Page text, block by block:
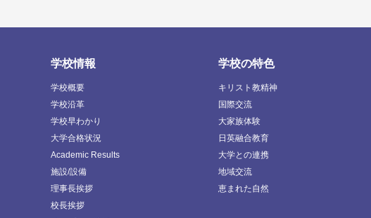
学校情報
学校概要
学校沿革
学校早わかり
大学合格状況
Academic Results
施設/設備
理事長挨拶
校長挨拶
学校の特色
キリスト教精神
国際交流
大家族体験
日英融合教育
大学との連携
地域交流
恵まれた自然